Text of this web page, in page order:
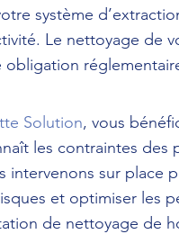
système
Le nettoyage de
Solution, vous
les contraintes des
intervenons sur place
et optimiser les
de nettoyage de